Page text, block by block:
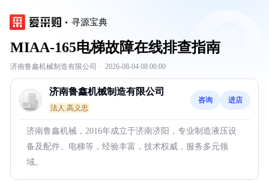
寻源宝典
MIAA-165电梯故障在线排查指南
济南鲁鑫机械制造有限公司 · 2026-08-04 08:00:00
济南鲁鑫机械制造有限公司
法人:高义忠
咨询 进店
济南鲁鑫机械，2016年成立于济南济阳，专业制造液压设
备及配件、电梯等，经验丰富，技术权威，服务多元领
域。